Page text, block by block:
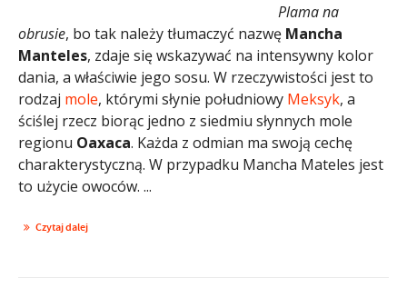
Plama na
obrusie, bo tak należy tłumaczyć nazwę Mancha
Manteles, zdaje się wskazywać na intensywny kolor
dania, a właściwie jego sosu. W rzeczywistości jest to
rodzaj mole, którymi słynie południowy Meksyk, a
ściślej rzecz biorąc jedno z siedmiu słynnych mole
regionu Oaxaca. Każda z odmian ma swoją cechę
charakterystyczną. W przypadku Mancha Mateles jest
to użycie owoców. ...
Czytaj dalej